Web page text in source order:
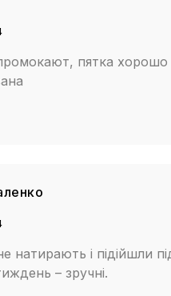
пятка хорошо
натирають і підійшли
– зручні.